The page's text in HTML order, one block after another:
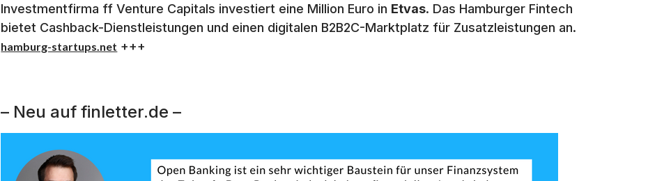
Investmentfirma ff Venture Capitals investiert eine Million Euro in Etvas. Das Hamburger Fintech
bietet Cashback-Dienstleistungen und einen digitalen B2B2C-Marktplatz für Zusatzleistungen an.
hamburg-startups.net +++
– Neu auf finletter.de –